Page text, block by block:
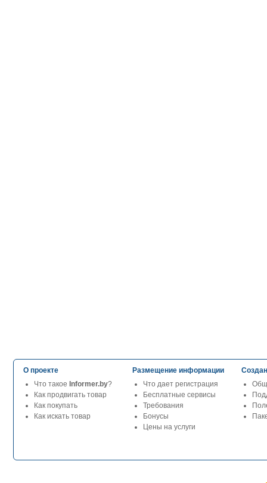
О проекте
Что такое Informer.by?
Как продвигать товар
Как покупать
Как искать товар
Размещение информации
Что дает регистрация
Бесплатные сервисы
Требования
Бонусы
Цены на услуги